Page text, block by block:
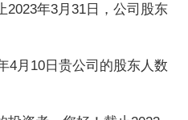
2023年3月31日，公司股东
4月10日贵公司的股东人数